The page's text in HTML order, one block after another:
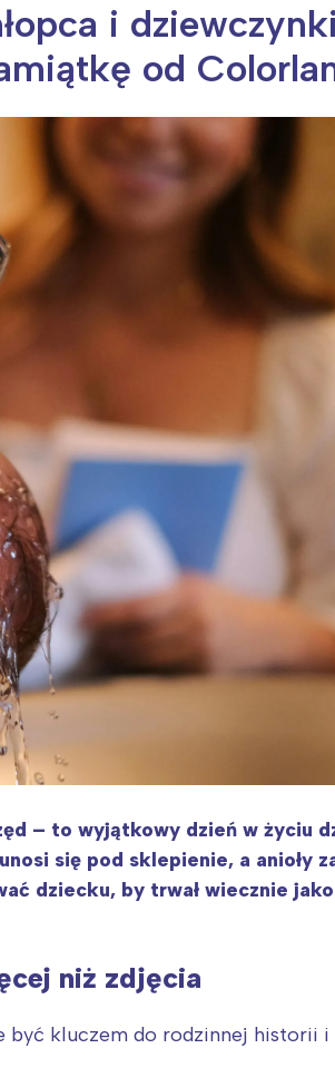
Pszczoła i kwitnący
i
od
– to wyjątkowy dzień w życiu
się pod sklepienie, a anioły
dziecku, by trwał wiecznie
niż zdjęcia
być kluczem do rodzinnej historii i